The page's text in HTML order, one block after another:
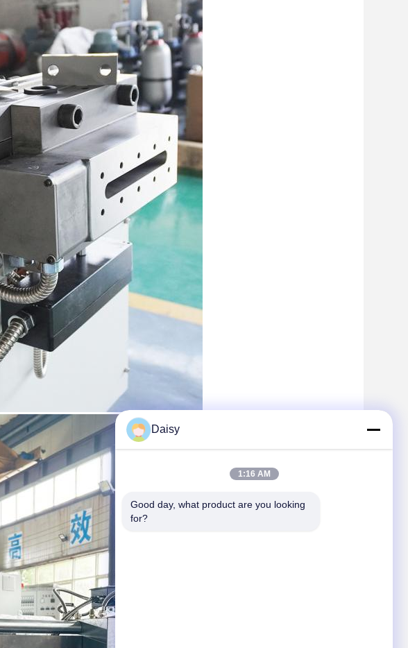
Daisy
1:16 AM
Good day, what product are you looking
for?